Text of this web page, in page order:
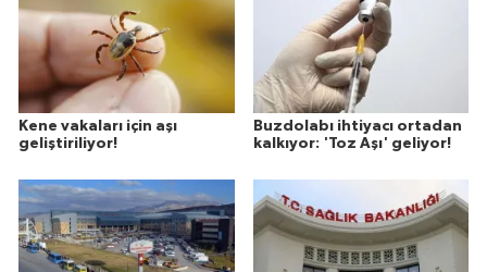
Kene vakaları için aşı
geliştiriliyor!
Buzdolabı ihtiyacı ortadan
kalkıyor: 'Toz Aşı' geliyor!